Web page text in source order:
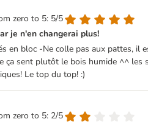
zero to 5: 5/5
je n'en changerai plus!
en bloc -Ne colle pas aux pattes, il
ça sent plutôt le bois humide ^^ les
Le top du top! :)
zero to 5: 2/5